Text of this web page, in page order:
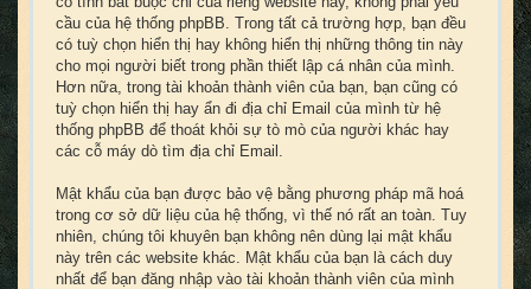
cầu của hệ thống phpBB. Trong tất cả trường hợp, bạn đều
có tuỳ chọn hiển thị hay không hiển thị những thông tin này
cho mọi người biết trong phần thiết lập cá nhân của mình.
Hơn nữa, trong tài khoản thành viên của bạn, bạn cũng có
tuỳ chọn hiển thị hay ẩn đi địa chỉ Email của mình từ hệ
thống phpBB để thoát khỏi sự tò mò của người khác hay
các cỗ máy dò tìm địa chỉ Email.
Mật khẩu của bạn được bảo vệ bằng phương pháp mã hoá
trong cơ sở dữ liệu của hệ thống, vì thế nó rất an toàn. Tuy
nhiên, chúng tôi khuyên bạn không nên dùng lại mật khẩu
này trên các website khác. Mật khẩu của bạn là cách duy
nhất để bạn đăng nhập vào tài khoản thành viên của mình